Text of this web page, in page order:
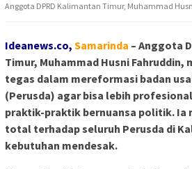
Anggota DPRD Kalimantan Timur, Muhammad
Ideanews.co, Samarinda – Anggota
Timur, Muhammad Husni
tegas dalam mereformasi badan
(Perusda) agar bisa lebih
praktik-praktik bernuansa politik. Ia
total terhadap seluruh Perusda di
kebutuhan mendesak.